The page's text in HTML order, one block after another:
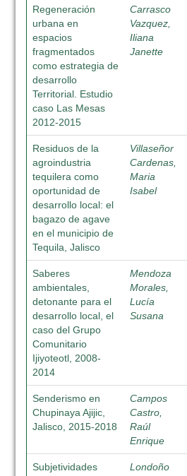
Regeneración
urbana en
espacios
fragmentados
como estrategia de
desarrollo
Territorial. Estudio
caso Las Mesas
2012-2015
Carrasco
Vazquez,
Iliana
Janette
Residuos de la
agroindustria
tequilera como
oportunidad de
desarrollo local: el
bagazo de agave
en el municipio de
Tequila, Jalisco
Villaseñor
Cardenas,
Maria
Isabel
Saberes
ambientales,
detonante para el
desarrollo local, el
caso del Grupo
Comunitario
Ijiyoteotl, 2008-
2014
Mendoza
Morales,
Lucía
Susana
Senderismo en
Chupinaya Ajijic,
Jalisco, 2015-2018
Campos
Castro,
Raúl
Enrique
Subjetividades
Londoño